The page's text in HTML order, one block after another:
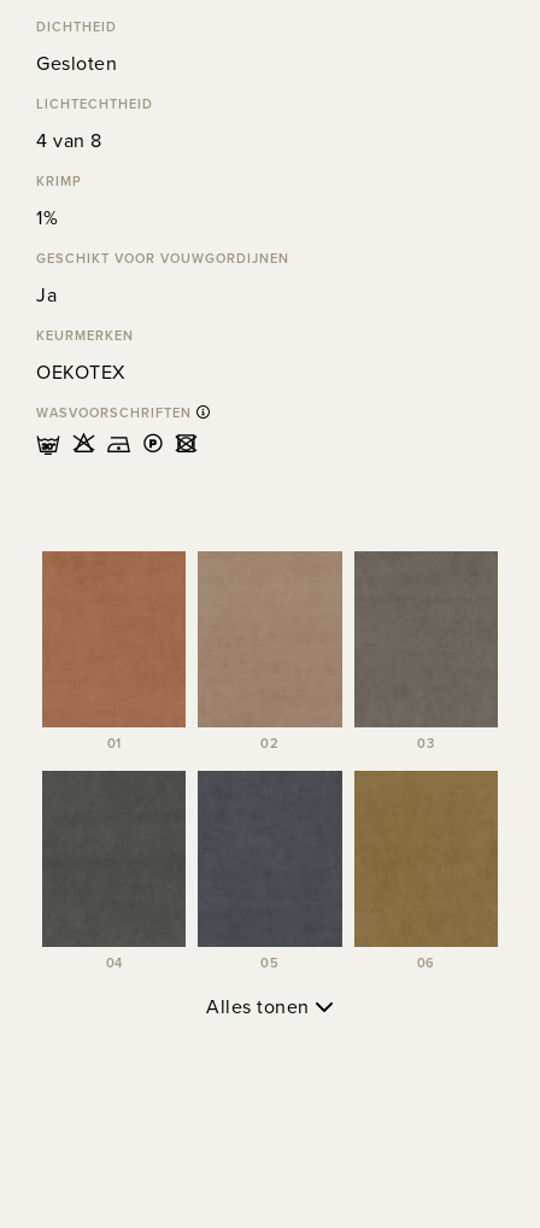
DICHTHEID
Gesloten
LICHTECHTHEID
4 van 8
KRIMP
1%
GESCHIKT VOOR VOUWGORDIJNEN
Ja
KEURMERKEN
OEKOTEX
WASVOORSCHRIFTEN
mHDLU
01 02 03
04 05 06
Alles tonen